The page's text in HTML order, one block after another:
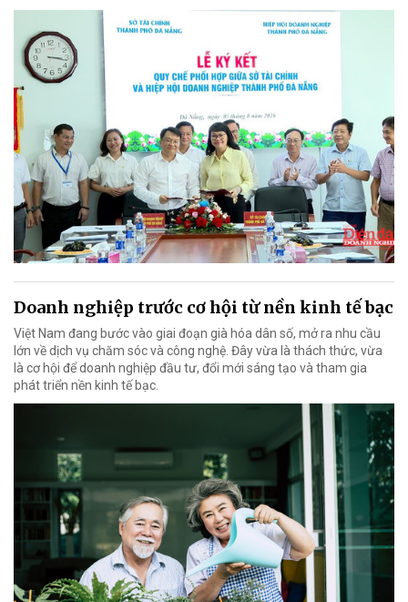
Doanh nghiệp trước cơ hội từ nền kinh tế bạc
Việt Nam đang bước vào giai đoạn già hóa dân số, mở ra nhu cầu
lớn về dịch vụ chăm sóc và công nghệ. Đây vừa là thách thức, vừa
là cơ hội để doanh nghiệp đầu tư, đổi mới sáng tạo và tham gia
phát triển nền kinh tế bạc.